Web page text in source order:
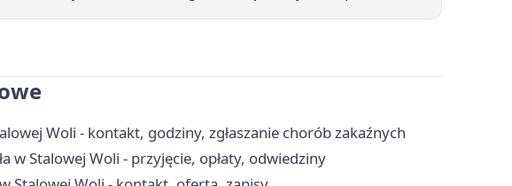
Woli - kontakt, godziny, zgłaszanie chorób zakaźnych
w Stalowej Woli - przyjęcie, opłaty, odwiedziny